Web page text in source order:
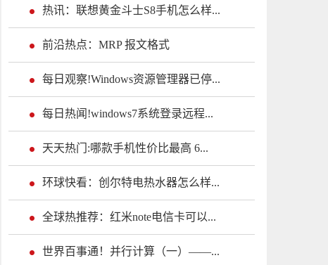
热讯：联想黄金斗士S8手机怎么样...
前沿热点：MRP 报文格式
每日观察!Windows资源管理器已停...
每日热闻!windows7系统登录远程...
天天热门:哪款手机性价比最高 6...
环球快看：创尔特电热水器怎么样...
全球热推荐：红米note电信卡可以...
世界百事通！并行计算（一）——...